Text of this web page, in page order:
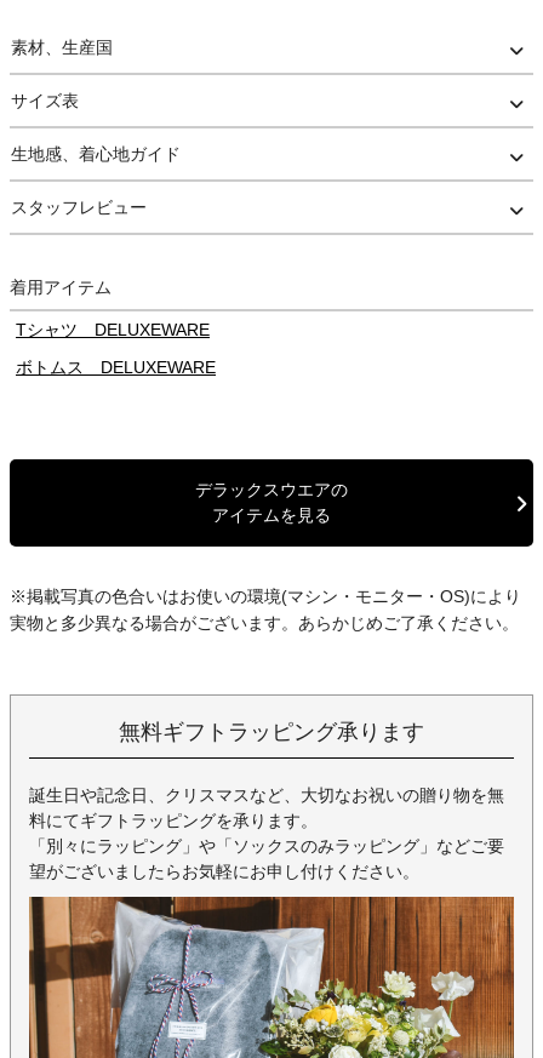
軽量かつ丈夫、風も水も通すので、夏は日除けとして、春や秋口は
羽織りとして着用できる使い勝手のよいシャツです。
梱包には十分注意しておりますが、値札や箱の破損による返品・交
換はお受けしておりません。
あらかじめご理解・ご了承いただけますようお願いいたします。
素材、生産国
サイズ表
生地感、着心地ガイド
スタッフレビュー
着用アイテム
Tシャツ DELUXEWARE
ボトムス DELUXEWARE
デラックスウエアの
アイテムを見る
※掲載写真の色合いはお使いの環境(マシン・モニター・OS)により
実物と多少異なる場合がございます。あらかじめご了承ください。
無料ギフトラッピング承ります
誕生日や記念日、クリスマスなど、大切なお祝いの贈り物を無
料にてギフトラッピングを承ります。
「別々にラッピング」や「ソックスのみラッピング」などご要
望がございましたらお気軽にお申し付けください。